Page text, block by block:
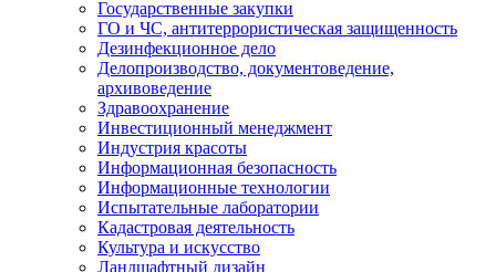
Государственные закупки
ГО и ЧС, антитеррористическая защищенность
Дезинфекционное дело
Делопроизводство, документоведение,
архивоведение
Здравоохранение
Инвестиционный менеджмент
Индустрия красоты
Информационная безопасность
Информационные технологии
Испытательные лаборатории
Кадастровая деятельность
Культура и искусство
Ландшафтный дизайн